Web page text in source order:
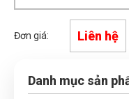
Đơn giá: Liên hệ
Danh mục sản